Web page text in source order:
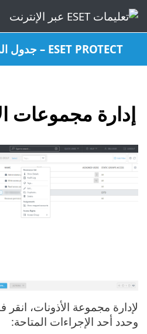
ESET PROTECT – جدول المحتويات
إدارة مجموعات
لإدارة مجموعة الأذونات،
وحدد أحد الإجراءات المتاحة: